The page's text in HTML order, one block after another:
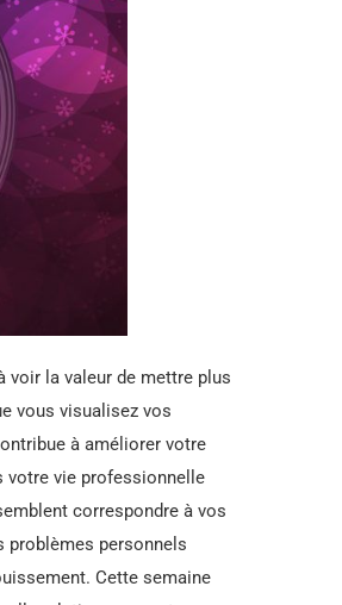
voir la valeur de mettre plus
vous visualisez vos
à améliorer votre
votre vie professionnelle
correspondre à vos
problèmes personnels
Cette semaine